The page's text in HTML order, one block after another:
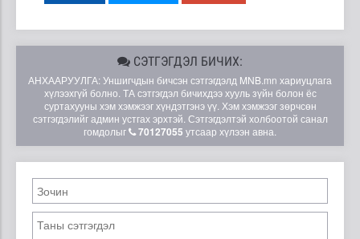
СЭТГЭГДЭЛ БИЧИХ:
АНХААРУУЛГА: Уншигчдын бичсэн сэтгэгдэлд MNB.mn хариуцлага
хүлээхгүй болно. ТА сэтгэгдэл бичихдээ хууль зүйн болон ёс
суртахууны хэм хэмжээг хүндэтгэнэ үү. Хэм хэмжээг зөрчсөн
сэтгэгдэлийг админ устгах эрхтэй. Сэтгэгдэлтэй холбоотой санал
гомдолыг
70127055 утсаар хүлээн авна.